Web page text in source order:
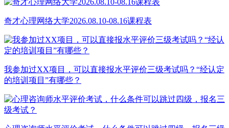
奇才心理网络大学2026.08.10-08.16课程表
我参加过XX项目，可以直接报水平评价三级考试吗？“经认定
的培训项目”有哪些？